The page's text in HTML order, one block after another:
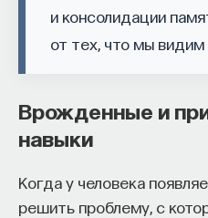
и консолидации
от тех, что мы
Врожденные и
навыки
Когда у человека
решить проблему, с